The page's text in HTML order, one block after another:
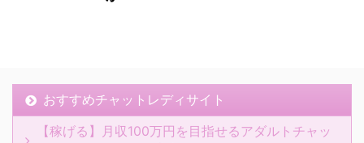
おすすめチャットレディサイト
【稼げる】月収100万円を目指せるアダルトチャッ